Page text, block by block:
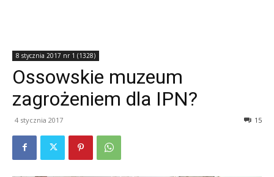
8 stycznia 2017 nr 1 (1328)
Ossowskie muzeum
zagrożeniem dla IPN?
4 stycznia 2017 15